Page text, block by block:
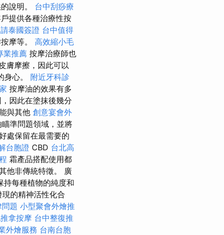
說明。 台中刮痧療
提供各種治療性按
泰國簽證 台中值得
摩等。 高效縮小毛
業推薦 按摩治療師也
膚摩擦，因此可以
身心。 附近牙科診
按摩油的效果有多
因此在塗抹後幾分
與其他 創意宴會外
準問題領域，並將
處保留在最需要的
台胞證 CBD 台北高
霜產品搭配使用都
他非傳統特徵。 廣
持每種植物的純度和
的精神活性化合
題 小型聚會外燴推
拿按摩 台中整復推
外燴服務 台南台胞